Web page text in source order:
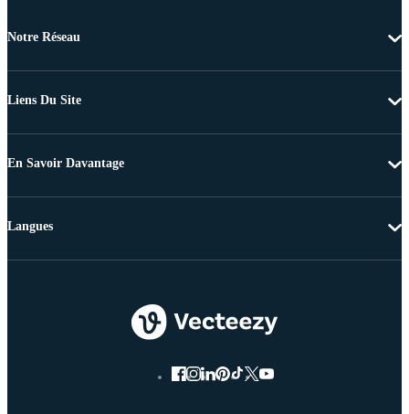
Notre Réseau
Liens Du Site
En Savoir Davantage
Langues